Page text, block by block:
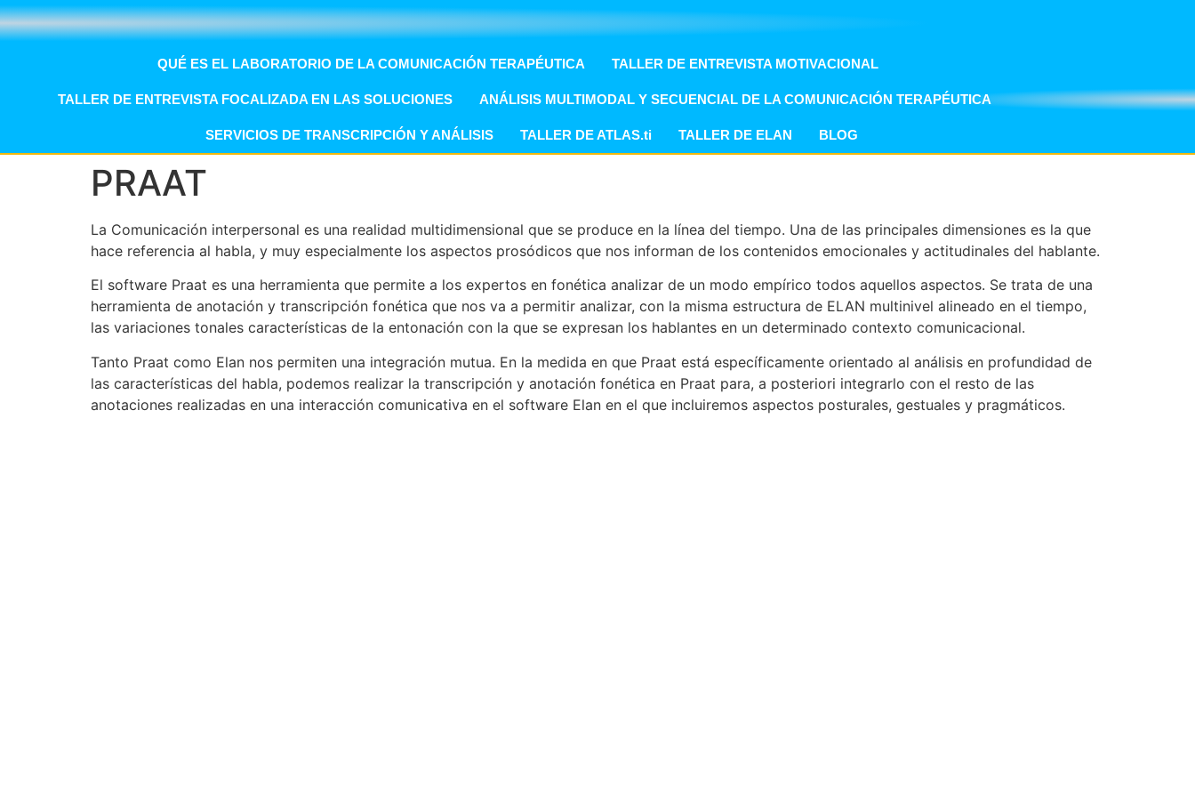
QUÉ ES EL LABORATORIO DE LA COMUNICACIÓN TERAPÉUTICA TALLER DE ENTREVISTA MOTIVACIONAL
TALLER DE ENTREVISTA FOCALIZADA EN LAS SOLUCIONES ANÁLISIS MULTIMODAL Y SECUENCIAL DE LA COMUNICACIÓN TERAPÉUTICA
SERVICIOS DE TRANSCRIPCIÓN Y ANÁLISIS TALLER DE ATLAS.ti TALLER DE ELAN BLOG
PRAAT
La Comunicación interpersonal es una realidad multidimensional que se produce en la línea del tiempo. Una de las principales dimensiones es la que
hace referencia al habla, y muy especialmente los aspectos prosódicos que nos informan de los contenidos emocionales y actitudinales del hablante.
El software Praat es una herramienta que permite a los expertos en fonética analizar de un modo empírico todos aquellos aspectos. Se trata de una
herramienta de anotación y transcripción fonética que nos va a permitir analizar, con la misma estructura de ELAN multinivel alineado en el tiempo,
las variaciones tonales características de la entonación con la que se expresan los hablantes en un determinado contexto comunicacional.
Tanto Praat como Elan nos permiten una integración mutua. En la medida en que Praat está específicamente orientado al análisis en profundidad de
las características del habla, podemos realizar la transcripción y anotación fonética en Praat para, a posteriori integrarlo con el resto de las
anotaciones realizadas en una interacción comunicativa en el software Elan en el que incluiremos aspectos posturales, gestuales y pragmáticos.